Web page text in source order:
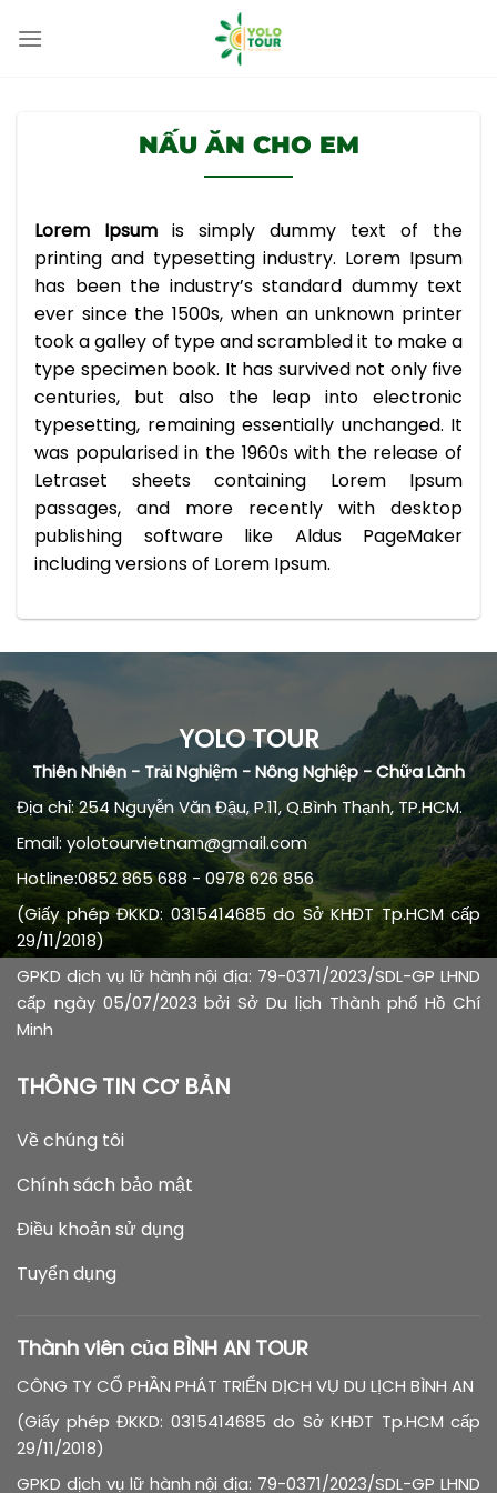
qua
NẤU ĂN CHO EM
Lorem Ipsum is simply dummy text of the
printing and typesetting industry. Lorem Ipsum
has been the industry’s standard dummy text
ever since the 1500s, when an unknown printer
took a galley of type and scrambled it to make a
type specimen book. It has survived not only five
centuries, but also the leap into electronic
typesetting, remaining essentially unchanged. It
was popularised in the 1960s with the release of
Letraset sheets containing Lorem Ipsum
passages, and more recently with desktop
publishing software like Aldus PageMaker
including versions of Lorem Ipsum.
YOLO TOUR
Thiên Nhiên - Trải Nghiệm - Nông Nghiệp - Chữa Lành
Địa chỉ: 254 Nguyễn Văn Đậu, P.11, Q.Bình Thạnh, TP.HCM.
Email: yolotourvietnam@gmail.com
Hotline:0852 865 688 - 0978 626 856
(Giấy phép ĐKKD: 0315414685 do Sở KHĐT Tp.HCM cấp
29/11/2018)
GPKD dịch vụ lữ hành nội địa: 79-0371/2023/SDL-GP LHND
cấp ngày 05/07/2023 bởi Sở Du lịch Thành phố Hồ Chí
Minh
THÔNG TIN CƠ BẢN
Về chúng tôi
Chính sách bảo mật
Điều khoản sử dụng
Tuyển dụng
Thành viên của BÌNH AN TOUR
CÔNG TY CỔ PHẦN PHÁT TRIỂN DỊCH VỤ DU LỊCH BÌNH AN
(Giấy phép ĐKKD: 0315414685 do Sở KHĐT Tp.HCM cấp
29/11/2018)
GPKD dịch vụ lữ hành nội địa: 79-0371/2023/SDL-GP LHND